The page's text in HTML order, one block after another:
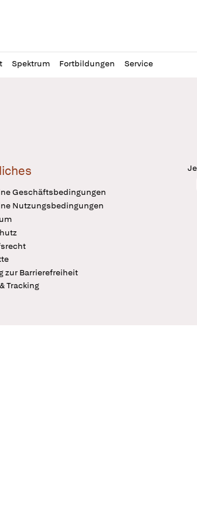
Spektrum Fortbildungen Service
Geschäftsbedingungen
Nutzungsbedingungen
zur Barrierefreiheit
Tracking